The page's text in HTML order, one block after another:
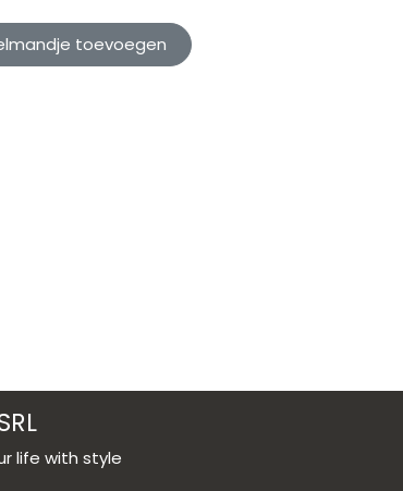
toevoegen
life with style